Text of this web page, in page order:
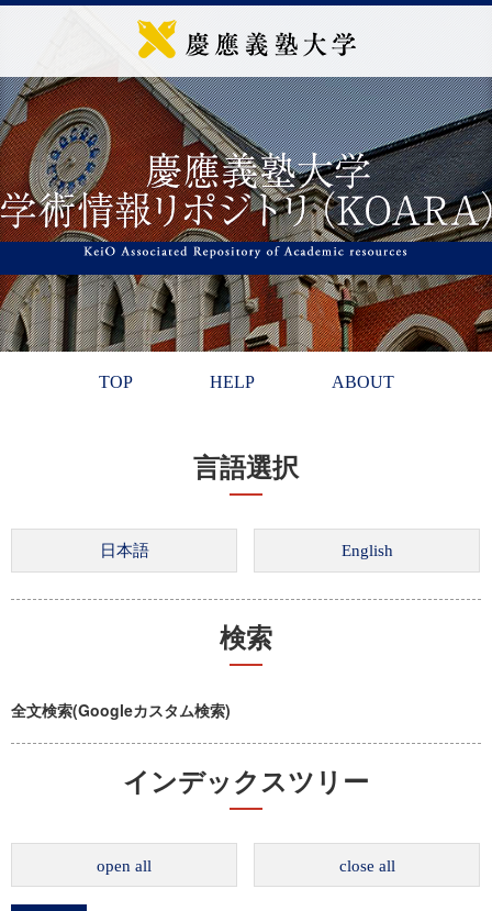
TOP HELP ABOUT
言語選択
検索
全文検索(Googleカスタム検索)
インデックスツリー
open all close all